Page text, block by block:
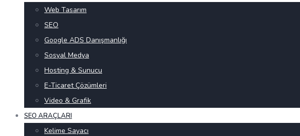
Web Tasarım
SEO
Google ADS Danışmanlığı
Sosyal Medya
Hosting & Sunucu
E-Ticaret Çözümleri
Video & Grafik
SEO ARAÇLARI
Kelime Sayacı